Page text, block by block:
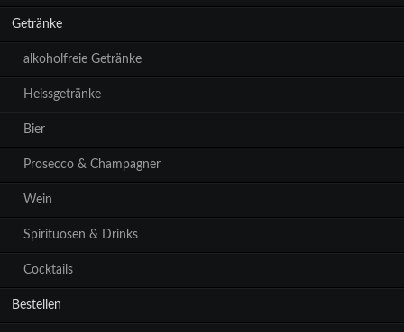
Getränke
alkoholfreie Getränke
Heissgetränke
Bier
Prosecco & Champagner
Wein
Spirituosen & Drinks
Cocktails
Bestellen